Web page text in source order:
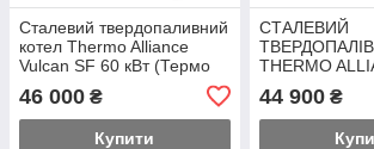
Сталевий твердопаливний
котел Thermo Alliance
Vulcan SF 60 кВт (Термо
46 000 ₴
Купити
СТАЛЕВИЙ
THERMO
VULCAN SF
Альянс Вулкан)
44 900₴